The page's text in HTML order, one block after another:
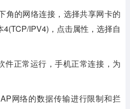
角的网络连接，选择共享网卡的
4(TCP/IPV4)，点击属性，选择自
件正常运行，手机正常连接，为
网络的数据传输进行限制和拦